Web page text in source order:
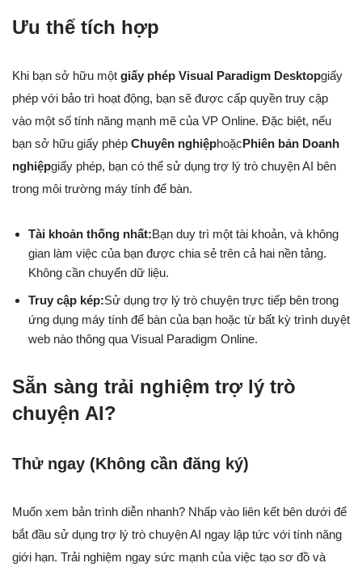
Ưu thế tích hợp
Khi bạn sở hữu một giấy phép Visual Paradigm Desktopgiấy
phép với bảo trì hoạt động, bạn sẽ được cấp quyền truy cập
vào một số tính năng mạnh mẽ của VP Online. Đặc biệt, nếu
bạn sở hữu giấy phép Chuyên nghiệphoặcPhiên bản Doanh
nghiệpgiấy phép, bạn có thể sử dụng trợ lý trò chuyện AI bên
trong môi trường máy tính để bàn.
Tài khoản thống nhất:Bạn duy trì một tài khoản, và không
gian làm việc của bạn được chia sẻ trên cả hai nền tảng.
Không cần chuyển dữ liệu.
Truy cập kép:Sử dụng trợ lý trò chuyện trực tiếp bên trong
ứng dụng máy tính để bàn của bạn hoặc từ bất kỳ trình duyệt
web nào thông qua Visual Paradigm Online.
Sẵn sàng trải nghiệm trợ lý trò
chuyện AI?
Thử ngay (Không cần đăng ký)
Muốn xem bản trình diễn nhanh? Nhấp vào liên kết bên dưới để
bắt đầu sử dụng trợ lý trò chuyện AI ngay lập tức với tính năng
giới hạn. Trải nghiệm ngay sức mạnh của việc tạo sơ đồ và